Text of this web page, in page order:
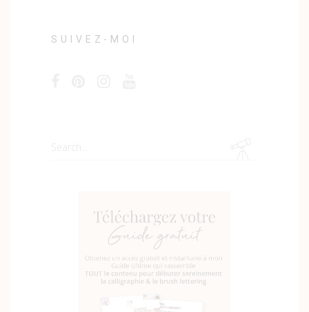
SUIVEZ-MOI
Search